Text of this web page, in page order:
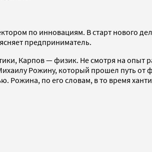
по инновациям. В старт нового
предприниматель.
Карпов — физик. Не смотря на опыт
Рожину, который прошел путь
по его словам, в то время